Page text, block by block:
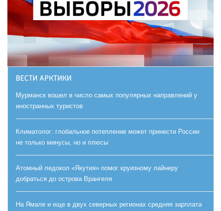
ВЕСТИ АРКТИКИ
Мурманск вошел в число самых популярных направлений у
иностранных туристов
Климатолог: глобальное потепление может принести России
не только минусы, но и плюсы
Атомный ледокол «Якутия» помог круизному лайнеру
добраться до острова Врангеля
На Ямале и еще в двух северных регионах средняя зарплата